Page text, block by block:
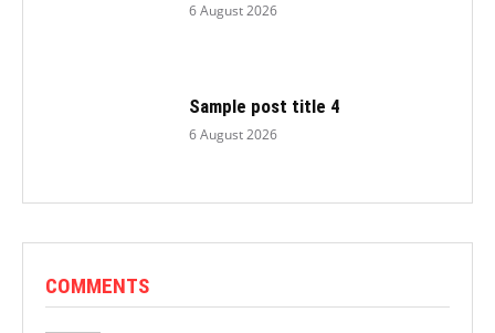
6 August 2026
Sample post title 4
6 August 2026
COMMENTS